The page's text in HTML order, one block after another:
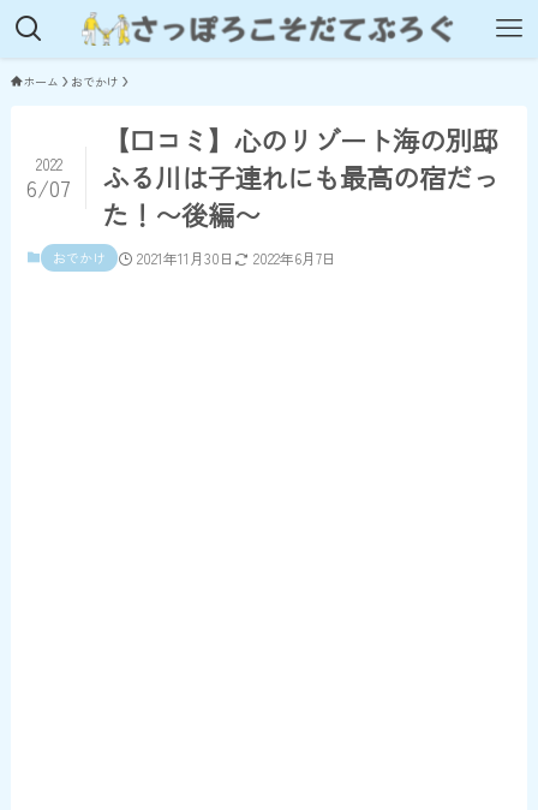
ホーム おでかけ
【口コミ】心のリゾート海の別邸
ふる川は子連れにも最高の宿だっ
た！〜後編〜
2022
6/07
おでかけ 2021年11月30日 2022年6月7日